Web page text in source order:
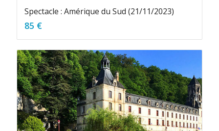
Spectacle : Amérique du Sud (21/11/2023)
85 €